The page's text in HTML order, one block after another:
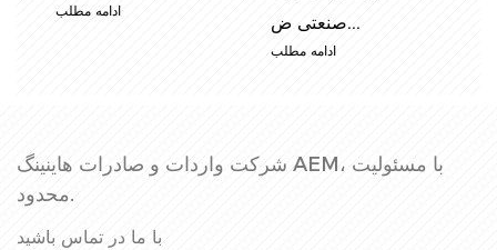
ادامه مطلب
صنعتی ض...
ادامه مطلب
شرکت واردات و صادرات هاینینگ AEM، با مسئولیت
محدود.
با ما در تماس باشید